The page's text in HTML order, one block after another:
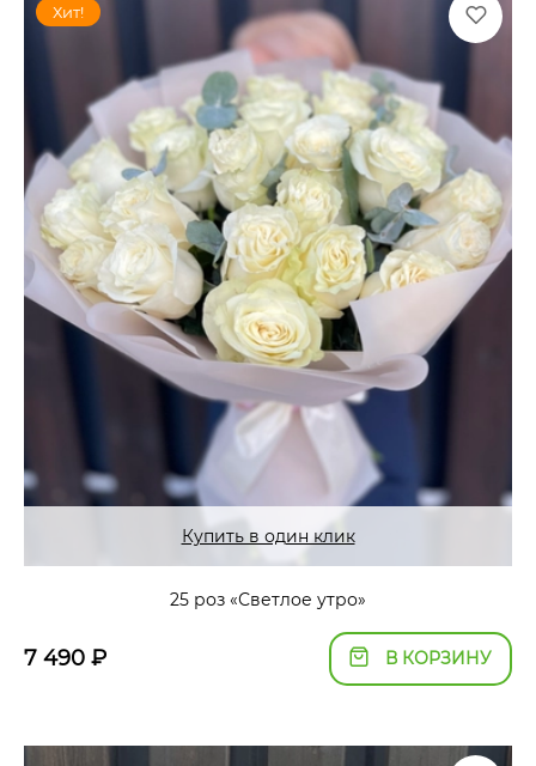
Хит!
Купить в один клик
25 роз «Светлое утро»
7 490 ₽ В КОРЗИНУ